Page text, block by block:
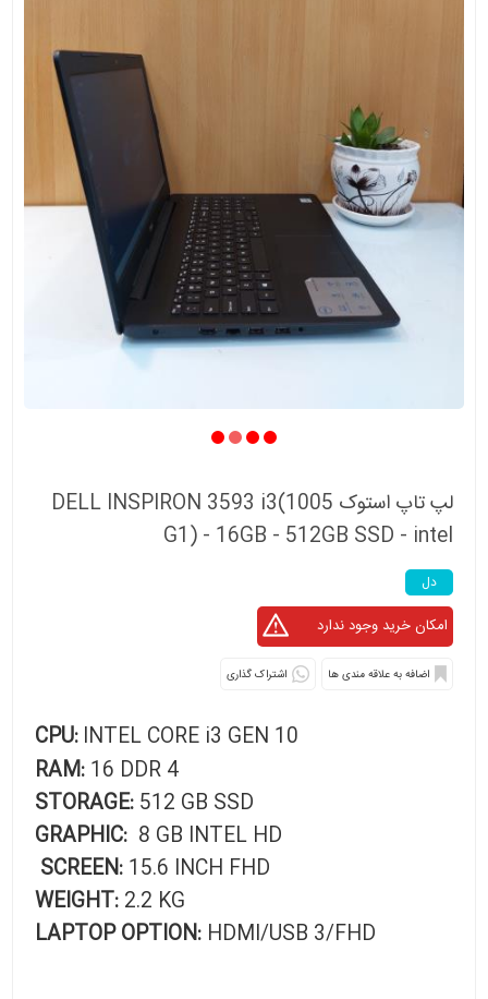
لپ تاپ استوک DELL INSPIRON 3593 i3(1005
G1) - 16GB - 512GB SSD - intel
دل
اشتراک گذاری
CPU: INTEL CORE i3 GEN 10
RAM: 16 DDR 4
STORAGE: 512 GB SSD
GRAPHIC: 8 GB INTEL HD
SCREEN: 15.6 INCH FHD
WEIGHT: 2.2 KG
LAPTOP OPTION: HDMI/USB 3/FHD